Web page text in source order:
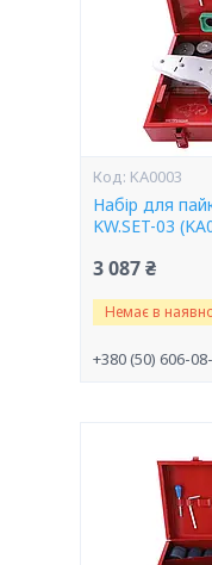
KA0003
Набір для
KW.SET-03
3 087 ₴
Немає в
+380 (50) 606-